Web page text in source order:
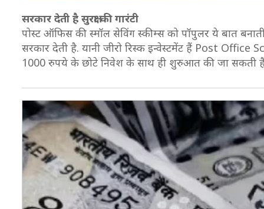
सरकार देती है सुरक्षा की गारंटी
पोस्ट ऑफिस की स्मॉल सेविंग स्कीम्स को पॉपुलर ये बात
सरकार देती है. यानी जीरो रिस्क इन्वेस्टमेंट हैं Post
1000 रुपये के छोटे निवेश के साथ ही शुरुआत की जा सकती